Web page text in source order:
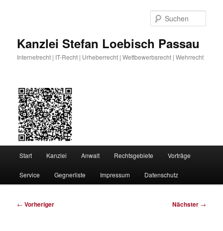
Kanzlei Stefan Loebisch Passau
Internetrecht | IT-Recht | Urheberrecht | Wettbewerbsrecht | Wehrrecht
Start Kanzlei Anwalt Rechtsgebiete Vorträge
Service Gegnerliste Impressum Datenschutz
Beitragsnavigation
← Vorheriger Nächster →